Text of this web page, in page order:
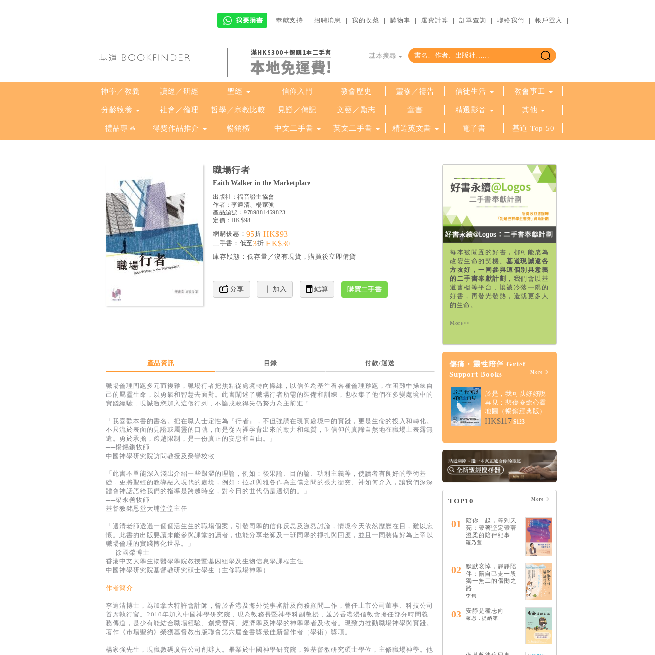
我要捐書 ｜ 奉獻支持 ｜ 招聘消息 ｜ 我的收藏 ｜ 購物車 ｜ 運費計算 ｜ 訂單查詢 ｜ 聯絡我們 ｜ 帳戶登入 ｜
滿HK$300＋選購1本二手書
本地免運費!
基本搜尋
神學／教義 讀經／研經 聖經 信仰入門 教會歷史 靈修／禱告 信徒生活 教會事工
分齡牧養 社會／倫理 哲學／宗教比較 見證／傳記 文藝／勵志 童書 精選影音 其他
禮品專區 得獎作品推介 暢銷榜 中文二手書 英文二手書 精選英文書 電子書 基道 Top 50
職場行者
Faith Walker in the Marketplace
出版社：福音證主協會
作者： 李適清、楊家強
產品編號： 9789881469823
定價：HK$98
網購優惠：95折 HK$93
二手書：低至3折 HK$30
庫存狀態： 低存量／沒有現貨，購買後立即備貨
分享 加入 結算 購買二手書
產品資訊 目錄 付款/運送
職場倫理問題多元而複雜，職場行者把焦點從處境轉向操練，以信仰為基準看各種倫理難題，在困難中操練自
己的屬靈生命，以勇氣和智慧去面對。此書闡述了職場行者所需的裝備和訓練，也收集了他們在多變處境中的
實踐經驗，現誠邀您加入這個行列，不論成敗得失仍努力為主前進！
「我喜歡本書的書名。把在職人士定性為『行者』，不但強調在現實處境中的實踐，更是生命的投入和轉化。
不只流於表面的見證或屬靈的口號，而是從內裡孕育出來的動力和氣質，叫信仰的真諦自然地在職場上表露無
遺。勇於承擔，跨越限制，是一份真正的安息和自由。」
──楊錫鏘牧師
中國神學研究院訪問教授及榮譽校牧
「此書不單能深入淺出介紹一些艱澀的理論，例如：後果論、目的論、功利主義等，使讀者有良好的學術基
礎，更將聖經的教導融入現代的處境，例如：拉班與雅各作為主僕之間的張力衝突、神如何介入，讓我們深深
體會神話語給我們的指導是跨越時空，對今日的世代仍是適切的。」
──梁永善牧師
基督教銘恩堂大埔堂堂主任
「適清老師透過一個個活生生的職場個案，引發同學的信仰反思及激烈討論，情境今天依然歷歷在目，難以忘
懷。此書的出版要讓未能參與課堂的讀者，也能分享老師及一班同學的掙扎與回應，並且一同裝備好為上帝以
職場倫理的實踐轉化世界。」
──徐國榮博士
香港中文大學生物醫學學院教授暨基因組學及生物信息學課程主任
中國神學研究院基督教研究碩士學生（主修職場神學）
作者簡介
李適清博士，為加拿大特許會計師，曾於香港及海外從事審計及商務顧問工作，曾任上市公司董事、科技公司
首席執行官。2010年加入中國神學研究院，現為教務長暨神學科副教授，並於香港浸信教會擔任部分時間義
務傳道，是少有能結合職場經驗、創業營商、經濟學及神學的神學學者及牧者。現致力推動職場神學與實踐。
著作《市場聖約》榮獲基督教出版聯會第六屆金書獎最佳新晉作者（學術）獎項。
楊家強先生，現職數碼廣告公司創辦人。畢業於中國神學研究院，獲基督教研究碩士學位，主修職場神學。他
每本被閒置的好書，都可能成為
改變生命的契機。基道現誠邀各
方友好，一同參與這個別具意義
的二手書奉獻計劃 ，我們會以基
道書樓等平台，讓被冷落一隅的
好書，再發光發熱，造就更多人
的生命。
More>>
傷痛・靈性陪伴 Grief
Support Books
More
於是，我可以好好說
再見：悲傷療癒心靈
地圖（暢銷經典版）
HK$117 $123
TOP10 More
01
陪你一起，等到天
亮：帶著堅定帶著
溫柔的陪伴紀事
羅乃萱
02
默默哀悼，靜靜陪
伴：陪自己走一段
獨一無二的傷慟之
路
李雋
03 安靜是種志向
萊恩．提納第